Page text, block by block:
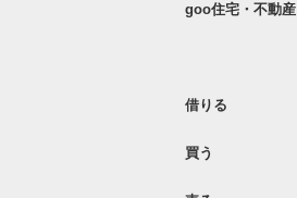
goo住宅・不動産
借りる
買う